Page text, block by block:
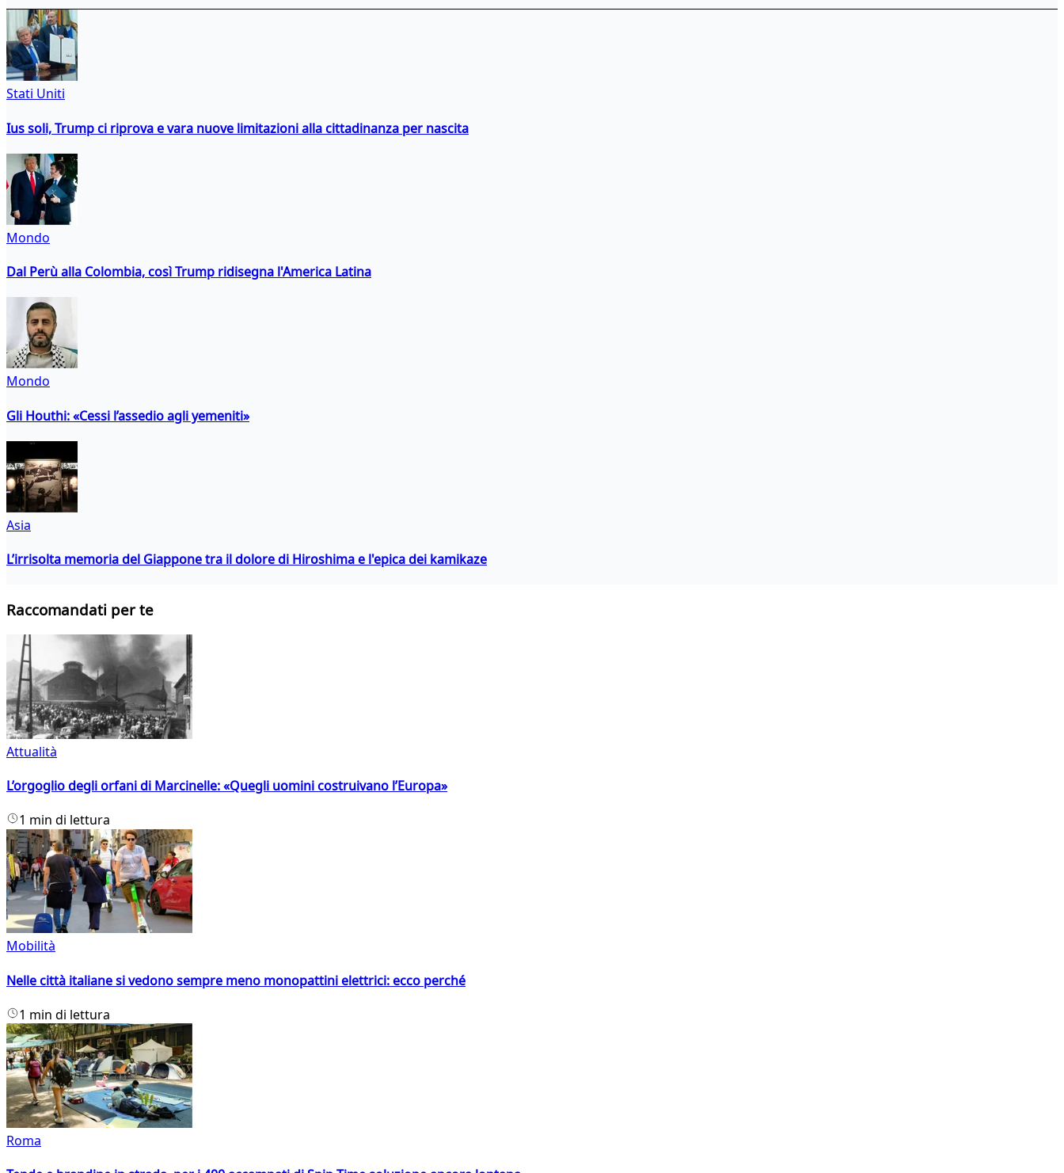
Stati Uniti
Ius soli, Trump ci riprova e vara nuove limitazioni alla cittadinanza per nascita
Mondo
Dal Perù alla Colombia, così Trump ridisegna l'America Latina
Mondo
Gli Houthi: «Cessi l’assedio agli yemeniti»
Asia
L’irrisolta memoria del Giappone tra il dolore di Hiroshima e l'epica dei kamikaze
Raccomandati per te
Attualità
L’orgoglio degli orfani di Marcinelle: «Quegli uomini costruivano l’Europa»
1 min di lettura
Mobilità
Nelle città italiane si vedono sempre meno monopattini elettrici: ecco perché
1 min di lettura
Roma